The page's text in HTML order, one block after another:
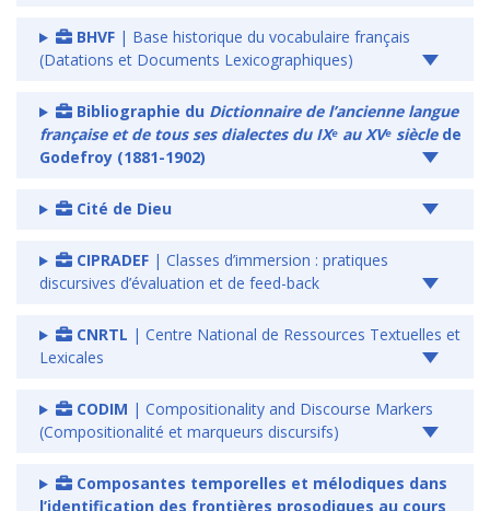
BHVF| Base historique du vocabulaire français
(Datations et Documents Lexicographiques)
Bibliographie du Dictionnaire de l’ancienne langue
française et de tous ses dialectes du IXᵉ au XVᵉ sièclede
Godefroy (1881-1902)
Cité de Dieu
CIPRADEF| Classes d’immersion : pratiques
discursives d’évaluation et de feed-back
CNRTL | Centre National de Ressources Textuelles et
Lexicales
CODIM | Compositionality and Discourse Markers
(Compositionalité et marqueurs discursifs)
Composantes temporelles et mélodiques dans
l’identification des frontières prosodiques au cours